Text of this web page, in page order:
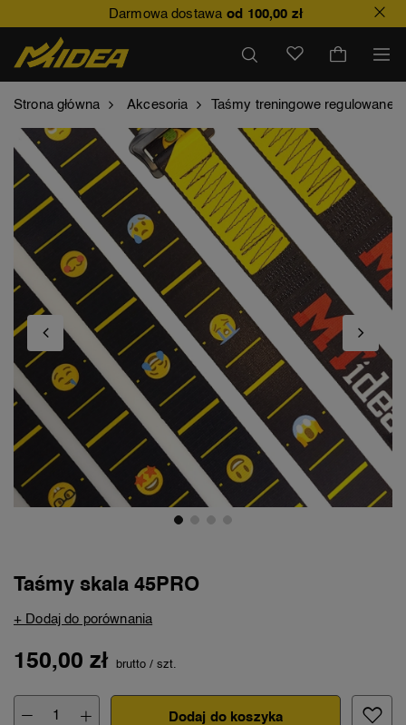
Darmowa dostawa od 100,00 zł
Strona główna Akcesoria Taśmy treningowe regulowane
Taśmy skala 45PRO
+ Dodaj do porównania
150,00 zł brutto / szt.
Dodaj do koszyka